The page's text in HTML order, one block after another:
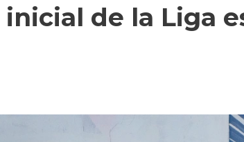
de la Liga